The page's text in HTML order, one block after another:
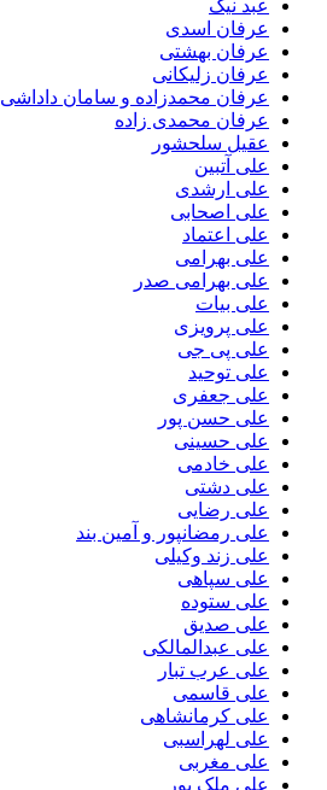
عبد نیک
عرفان اسدی
عرفان بهشتی
عرفان زلیکانی
عرفان محمدزاده و سامان داداشی
عرفان محمدی زاده
عقیل سلحشور
علی آتبین
علی ارشدی
علی اصحابی
علی اعتماد
علی بهرامی
علی بهرامی صدر
علی بیات
علی پرویزی
علی پی جی
علی توحید
علی جعفری
علی حسن پور
علی حسینی
علی خادمی
علی دشتی
علی رضایی
علی رمضانپور و آمین بند
علی زند وکیلی
علی سپاهی
علی ستوده
علی صدیق
علی عبدالمالکی
علی عرب تبار
علی قاسمی
علی کرمانشاهی
علی لهراسبی
علی مغربی
علی ملک پور